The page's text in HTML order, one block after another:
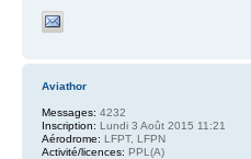
Aviathor
Messages: 4232
Inscription: Lundi 3 Août 2015 11:21
Aérodrome: LFPT, LFPN
Activité/licences: PPL(A)